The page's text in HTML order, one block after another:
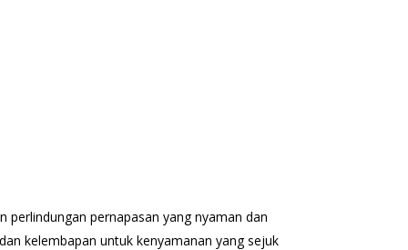
pernapasan yang nyaman dan
kelembapan untuk kenyamanan yang sejuk